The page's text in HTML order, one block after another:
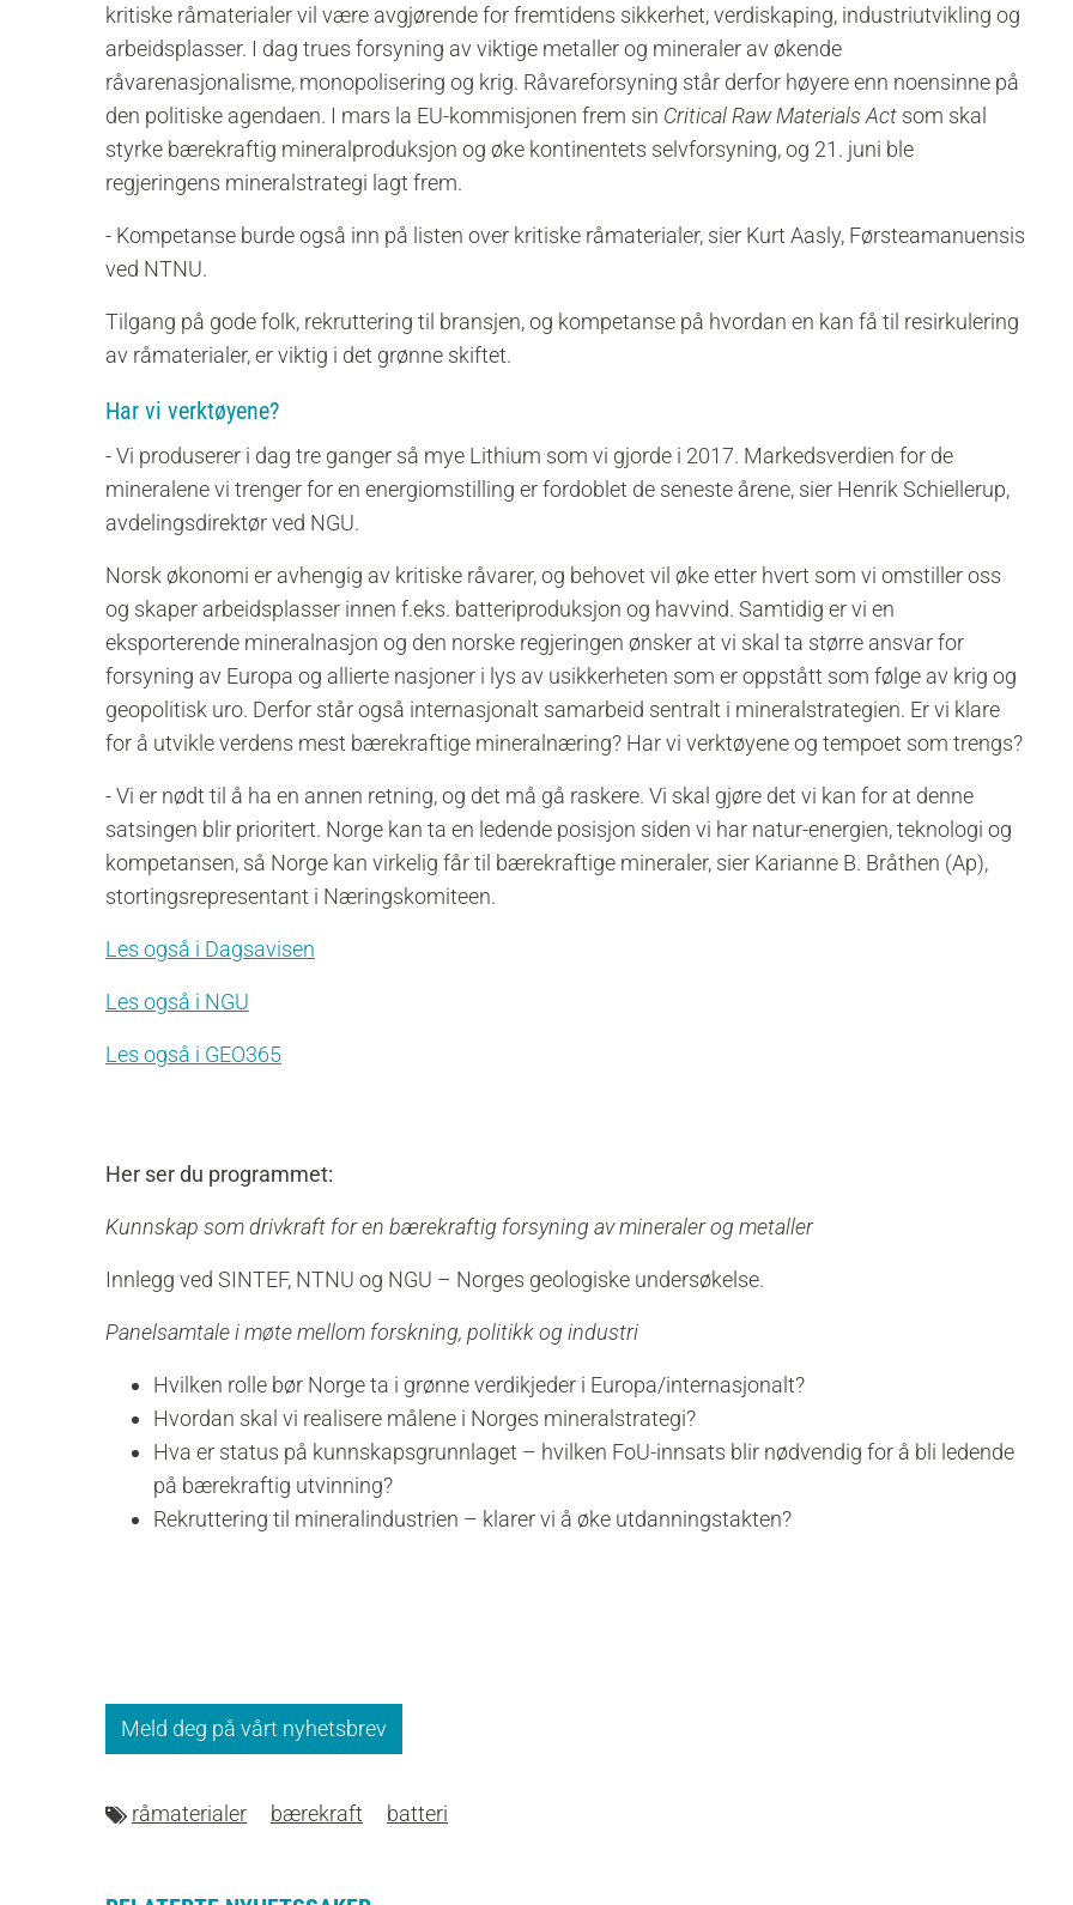
kritiske råmaterialer vil være avgjørende for fremtidens sikkerhet, verdiskaping, industriutvikling og
arbeidsplasser. I dag trues forsyning av viktige metaller og mineraler av økende
råvarenasjonalisme, monopolisering og krig. Råvareforsyning står derfor høyere enn noensinne på
den politiske agendaen. I mars la EU-kommisjonen frem sin Critical Raw Materials Act som skal
styrke bærekraftig mineralproduksjon og øke kontinentets selvforsyning, og 21. juni ble
regjeringens mineralstrategi lagt frem.
- Kompetanse burde også inn på listen over kritiske råmaterialer, sier Kurt Aasly, Førsteamanuensis
ved NTNU.
Tilgang på gode folk, rekruttering til bransjen, og kompetanse på hvordan en kan få til resirkulering
av råmaterialer, er viktig i det grønne skiftet.
Har vi verktøyene?
- Vi produserer i dag tre ganger så mye Lithium som vi gjorde i 2017. Markedsverdien for de
mineralene vi trenger for en energiomstilling er fordoblet de seneste årene, sier Henrik Schiellerup,
avdelingsdirektør ved NGU.
Norsk økonomi er avhengig av kritiske råvarer, og behovet vil øke etter hvert som vi omstiller oss
og skaper arbeidsplasser innen f.eks. batteriproduksjon og havvind. Samtidig er vi en
eksporterende mineralnasjon og den norske regjeringen ønsker at vi skal ta større ansvar for
forsyning av Europa og allierte nasjoner i lys av usikkerheten som er oppstått som følge av krig og
geopolitisk uro. Derfor står også internasjonalt samarbeid sentralt i mineralstrategien. Er vi klare
for å utvikle verdens mest bærekraftige mineralnæring? Har vi verktøyene og tempoet som trengs?
- Vi er nødt til å ha en annen retning, og det må gå raskere. Vi skal gjøre det vi kan for at denne
satsingen blir prioritert. Norge kan ta en ledende posisjon siden vi har natur-energien, teknologi og
kompetansen, så Norge kan virkelig får til bærekraftige mineraler, sier Karianne B. Bråthen (Ap),
stortingsrepresentant i Næringskomiteen.
Les også i Dagsavisen
Les også i NGU
Les også i GEO365
Her ser du programmet:
Kunnskap som drivkraft for en bærekraftig forsyning av mineraler og metaller
Innlegg ved SINTEF, NTNU og NGU – Norges geologiske undersøkelse.
Panelsamtale i møte mellom forskning, politikk og industri
Hvilken rolle bør Norge ta i grønne verdikjeder i Europa/internasjonalt?
Hvordan skal vi realisere målene i Norges mineralstrategi?
Hva er status på kunnskapsgrunnlaget – hvilken FoU-innsats blir nødvendig for å bli ledende
på bærekraftig utvinning?
Rekruttering til mineralindustrien – klarer vi å øke utdanningstakten?
Meld deg på vårt nyhetsbrev
råmaterialer bærekraft batteri